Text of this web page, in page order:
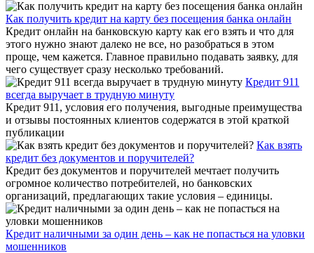
Как получить кредит на карту без посещения банка онлайн
Кредит онлайн на банковскую карту как его взять и что для
этого нужно знают далеко не все, но разобраться в этом
проще, чем кажется. Главное правильно подавать заявку, для
чего существует сразу несколько требований.
Кредит 911
всегда выручает в трудную минуту
Кредит 911, условия его получения, выгодные преимущества
и отзывы постоянных клиентов содержатся в этой краткой
публикации
Как взять
кредит без документов и поручителей?
Кредит без документов и поручителей мечтает получить
огромное количество потребителей, но банковских
организаций, предлагающих такие условия – единицы.
Кредит наличными за один день – как не попасться на уловки
мошенников